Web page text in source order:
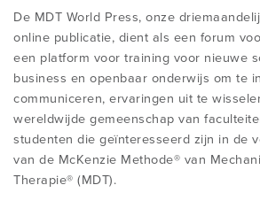
De MDT World Press, onze
online publicatie, dient als een forum
een platform voor training voor nieuwe
business en openbaar onderwijs om te
communiceren, ervaringen uit te
wereldwijde gemeenschap van
studenten die geïnteresseerd zijn in de
van de McKenzie Methode® van
Therapie® (MDT).